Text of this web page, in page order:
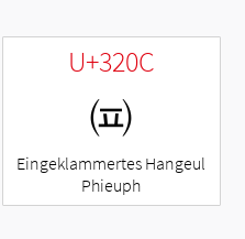
U+320C
㈌
Eingeklammertes Hangeul
Phieuph